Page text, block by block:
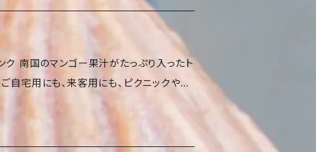
方法 直射日光・高温多湿を避け、常温
ベトナム 使用上の注意 開戦後はでき
い 使用原料に伴うアレルギー体質の方は
は乳・オレンジ・キウイフルーツ・くる
・ごま・カシューナッツ・アーモンドを含む
0.0g 炭水化物 9.5g 食塩相当量 0.06g
たト
自宅用にも、来客用にも、ピクニックや南
なく飲みやすいマンゴージュースです 商
飲料（清涼飲料水） 原材料名 マンゴー
、香料、酸化防止剤（L-アスコルビン酸）、